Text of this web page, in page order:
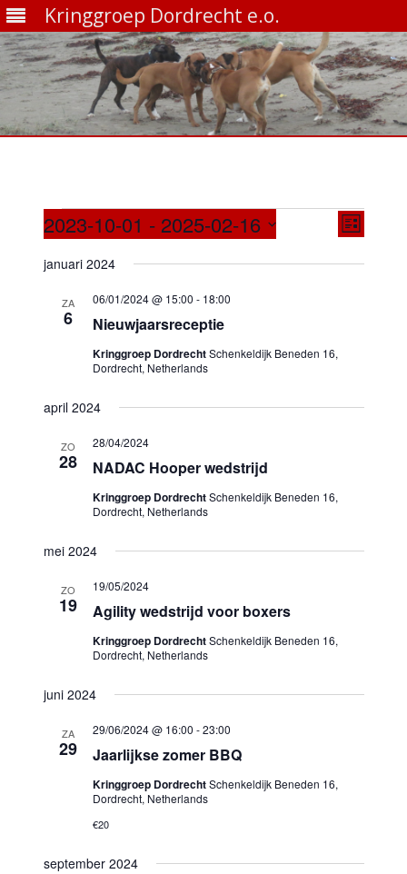
Kringgroep Dordrecht e.o.
inhoud
Evenementen
navigatie
Lijst
2023-10-01 - 2025-02-16
Selecteer
een
datum.
januari 2024
ZA
6 Nieuwjaarsreceptie
06/01/2024 @ 15:00 - 18:00
Kringgroep DordrechtSchenkeldijk Beneden 16,
Dordrecht, Netherlands
april 2024
ZO
28 NADAC Hooper wedstrijd
28/04/2024
Kringgroep DordrechtSchenkeldijk Beneden 16,
Dordrecht, Netherlands
mei 2024
ZO
19 Agility wedstrijd voor boxers
19/05/2024
Kringgroep DordrechtSchenkeldijk Beneden 16,
Dordrecht, Netherlands
juni 2024
ZA
29 Jaarlijkse zomer BBQ
29/06/2024 @ 16:00 -23:00
Kringgroep DordrechtSchenkeldijk Beneden 16,
Dordrecht, Netherlands
€20
september 2024